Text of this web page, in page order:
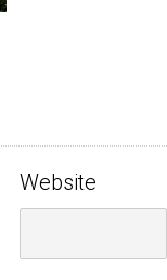
Website